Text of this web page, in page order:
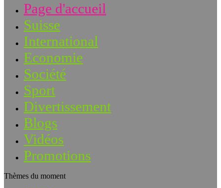
Page d'accueil
Suisse
International
Economie
Société
Sport
Divertissement
Blogs
Vidéos
Promotions
Thèmes du moment